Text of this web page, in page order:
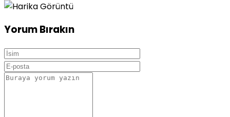
Yorum Bırakın